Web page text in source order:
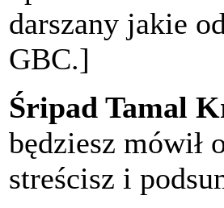
darszany jakie
GBC.]
Śripad Tamal
będziesz mówił
streścisz i